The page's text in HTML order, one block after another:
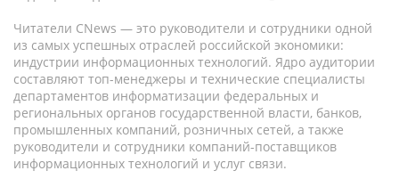
Читатели CNews — это руководители и сотрудники одной
из самых успешных отраслей российской экономики:
индустрии информационных технологий. Ядро аудитории
составляют топ-менеджеры и технические специалисты
департаментов информатизации федеральных и
региональных органов государственной власти, банков,
промышленных компаний, розничных сетей, а также
руководители и сотрудники компаний-поставщиков
информационных технологий и услуг связи.